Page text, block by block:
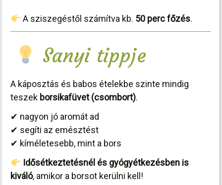
A sziszegéstől számítva kb. 50 perc főzés.
Sanyi tippje
A káposztás és babos ételekbe szinte mindig
teszek borsikafüvet (csombort).
✔ nagyon jó aromát ad
✔ segíti az emésztést
✔ kíméletesebb, mint a bors
Idősétkeztetésnél és gyógyétkezésben is
kiváló, amikor a borsot kerülni kell!